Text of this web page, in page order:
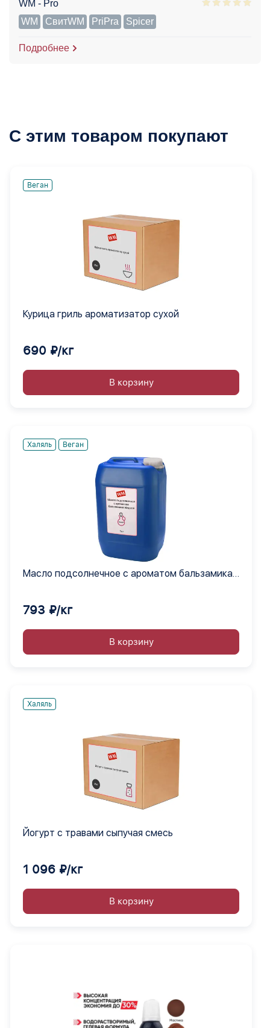
WM - Pro
WM
СвитWM PriPra Spicer
Подробнее
С этим товаром покупают
Веган
Курица гриль ароматизатор сухой
690 ₽/кг
В корзину
Халяль Веган
Масло подсолнечное с ароматом бальзамика
793 ₽/кг
В корзину
Халяль
Йогурт с травами сыпучая смесь
1 096 ₽/кг
В корзину